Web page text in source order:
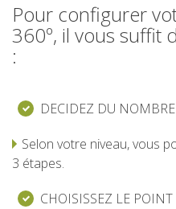
Pour configurer
360º, il vous suffit
:
DECIDEZ DU NOMBRE
Selon votre niveau, vous
3 étapes.
CHOISISSEZ LE